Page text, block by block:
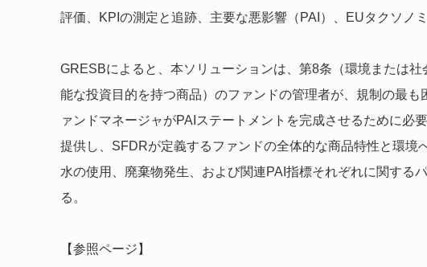
評価、KPIの測定と追跡、主要な悪影響（PAI）、EUタクソノ
GRESBによると、本ソリューションは、第8条（環境または
能な投資目的を持つ商品）のファンドの管理者が、規制の最
ァンドマネージャがPAIステートメントを完成させるために必
提供し、SFDRが定義するファンドの全体的な商品特性と環境
水の使用、廃棄物発生、および関連PAI指標それぞれに関する
る。
【参照ページ】